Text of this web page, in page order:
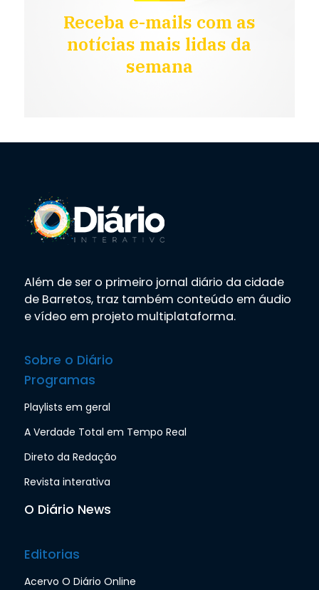
Receba e-mails com as
notícias mais lidas da
semana
Além de ser o primeiro jornal diário da cidade
de Barretos, traz também conteúdo em áudio
e vídeo em projeto multiplataforma.
Sobre o Diário
Programas
Playlists em geral
A Verdade Total em Tempo Real
Direto da Redação
Revista interativa
O Diário News
Editorias
Acervo O Diário Online